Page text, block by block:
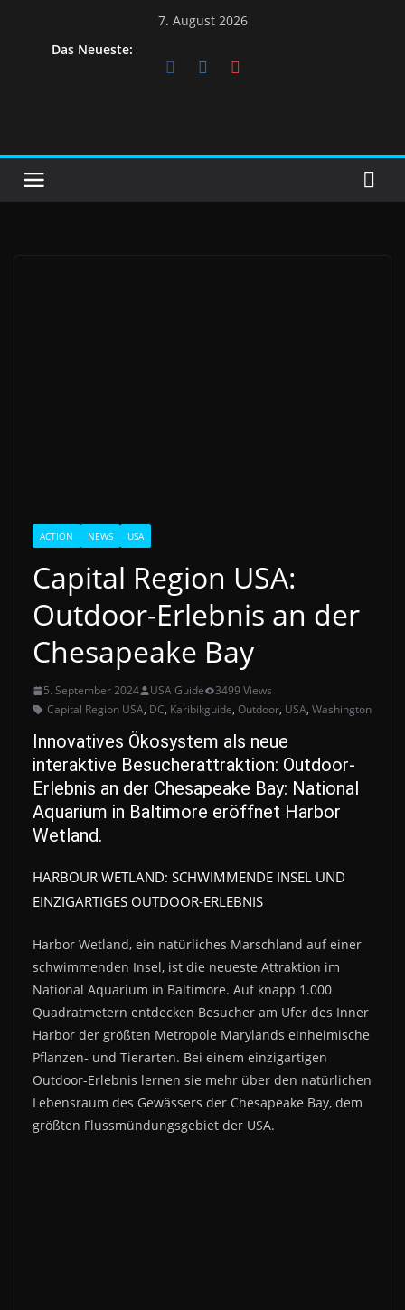
7. August 2026
Das Neueste:
ACTION NEWS USA
Capital Region USA:
Outdoor-Erlebnis an der
Chesapeake Bay
5. September 2024 USA Guide
3499 Views
Capital Region USA, DC, Karibikguide, Outdoor, USA, Washington
Innovatives Ökosystem als neue
interaktive Besucherattraktion: Outdoor-
Erlebnis an der Chesapeake Bay: National
Aquarium in Baltimore eröffnet Harbor
Wetland.
HARBOUR WETLAND: SCHWIMMENDE INSEL UND
EINZIGARTIGES OUTDOOR-ERLEBNIS
Harbor Wetland, ein natürliches Marschland auf einer
schwimmenden Insel, ist die neueste Attraktion im
National Aquarium in Baltimore. Auf knapp 1.000
Quadratmetern entdecken Besucher am Ufer des Inner
Harbor der größten Metropole Marylands einheimische
Pflanzen- und Tierarten. Bei einem einzigartigen
Outdoor-Erlebnis lernen sie mehr über den natürlichen
Lebensraum des Gewässers der Chesapeake Bay, dem
größten Flussmündungsgebiet der USA.